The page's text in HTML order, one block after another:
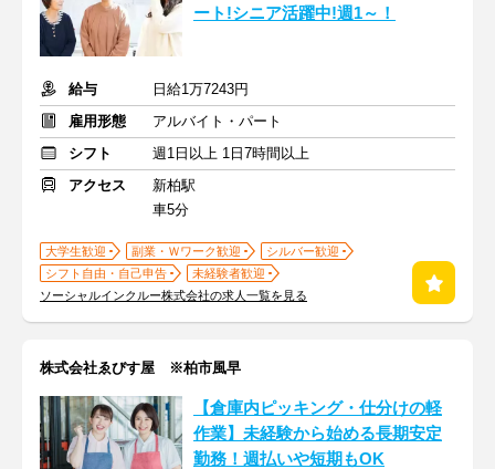
ート!シニア活躍中!週1～！
給与
日給1万7243円
雇用形態
アルバイト・パート
シフト
週1日以上 1日7時間以上
アクセス
新柏駅
車5分
大学生歓迎 副業・Ｗワーク歓迎
シルバー歓迎
シフト自由・自己申告
未経験者歓迎
ソーシャルインクルー株式会社の求人一覧を見る
株式会社ゑびす屋 ※柏市風早
【倉庫内ピッキング・仕分けの軽
作業】未経験から始める長期安定
勤務！週払いや短期もOK